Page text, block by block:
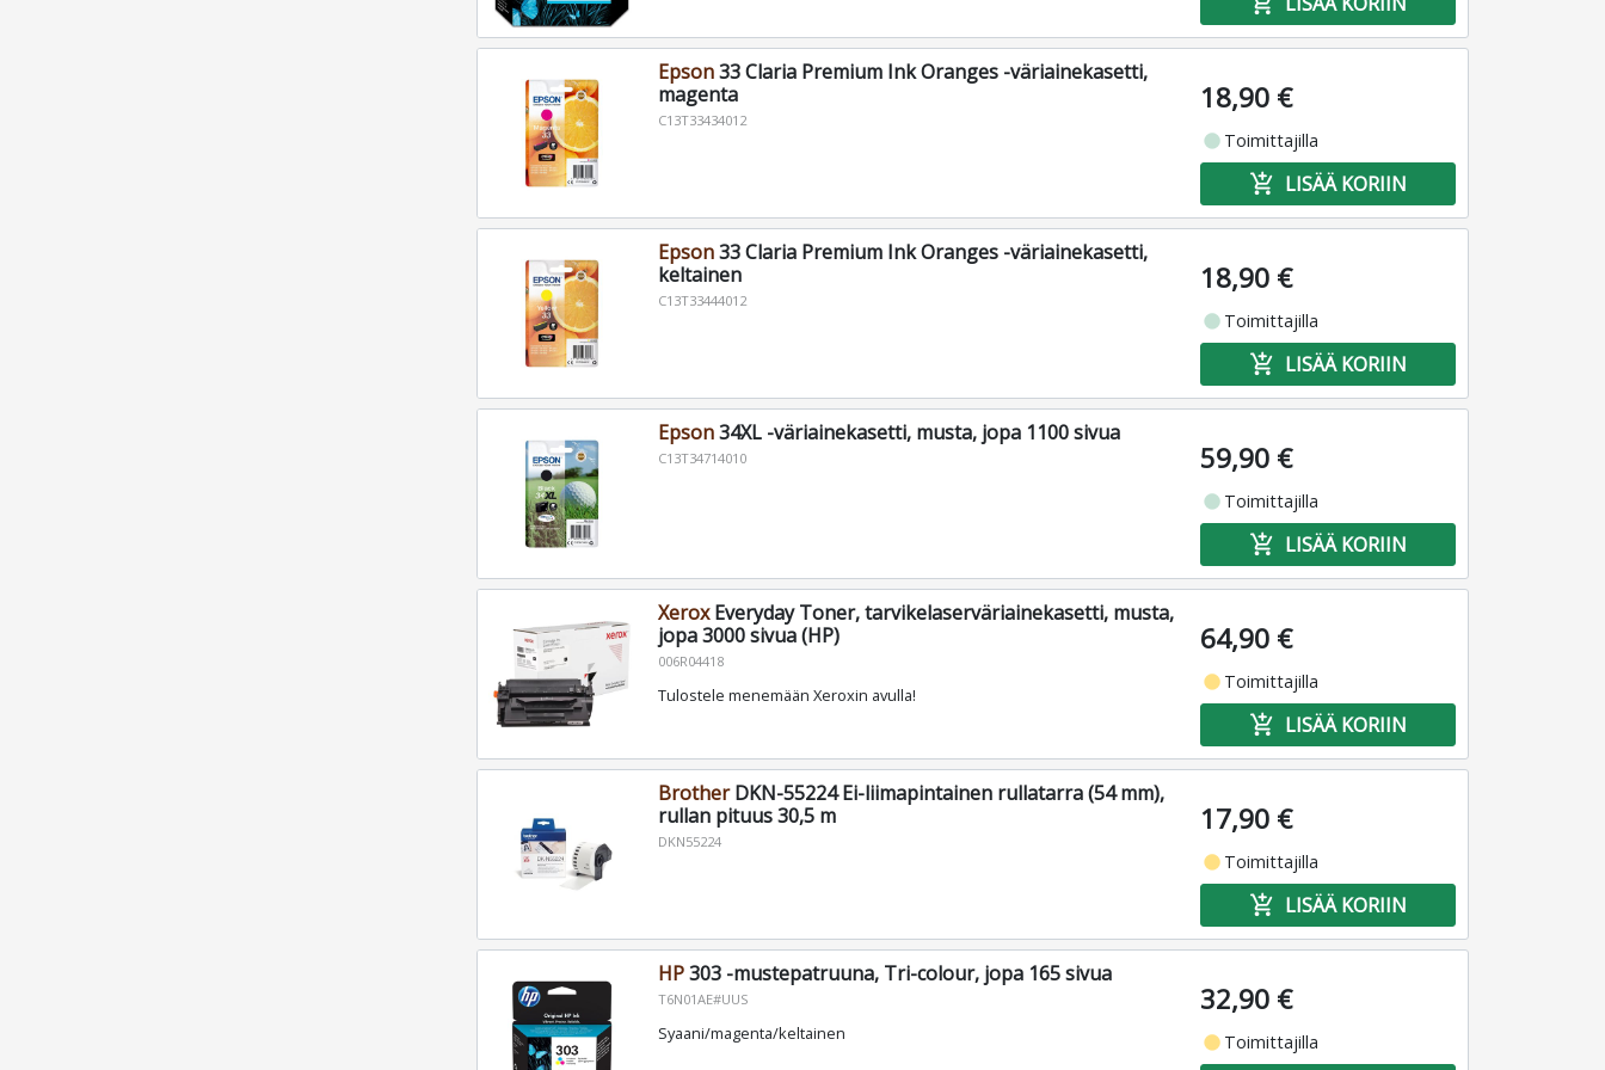
Epson33 Claria Premium Ink Oranges -väriainekasetti,
magenta
C13T33434012
18,90 €
fiber_manual_record Toimittajilla
add_shopping_cart LISÄÄ KORIIN
Epson33 Claria Premium Ink Oranges -väriainekasetti,
keltainen
C13T33444012
18,90 €
fiber_manual_record Toimittajilla
add_shopping_cart LISÄÄ KORIIN
Epson34XL -väriainekasetti, musta, jopa 1100 sivua
C13T34714010 59,90 €
fiber_manual_record Toimittajilla
add_shopping_cart LISÄÄ KORIIN
XeroxEveryday Toner, tarvikelaserväriainekasetti, musta,
jopa 3000 sivua (HP)
006R04418
Tulostele menemään Xeroxin avulla!
64,90 €
fiber_manual_record Toimittajilla
add_shopping_cart LISÄÄ KORIIN
BrotherDKN-55224 Ei-liimapintainen rullatarra (54 mm),
rullan pituus 30,5 m
DKN55224
17,90 €
fiber_manual_record Toimittajilla
add_shopping_cart LISÄÄ KORIIN
HP303 -mustepatruuna, Tri-colour, jopa 165 sivua
T6N01AE#UUS
Syaani/magenta/keltainen
32,90 €
fiber_manual_record Toimittajilla